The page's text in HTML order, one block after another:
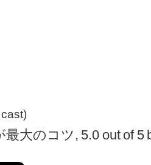
最大のコツ , 5.0 out of 5